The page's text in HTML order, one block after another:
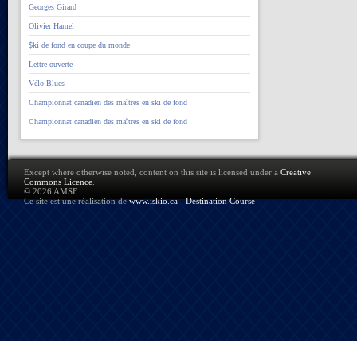
Georges Girard
Olivier Hamel
$ki de fond en coupe du monde
Lettre ouverte
Vélo Blues
Championnat canadien des maîtres en ski de fond
Championnat canadien des maîtres en ski de fond
Except where otherwise noted, content on this site is licensed under a Creative
Commons Licence
© 2026 AMSF
Ce site est une réalisation dewww.iskio.ca - Destination Course